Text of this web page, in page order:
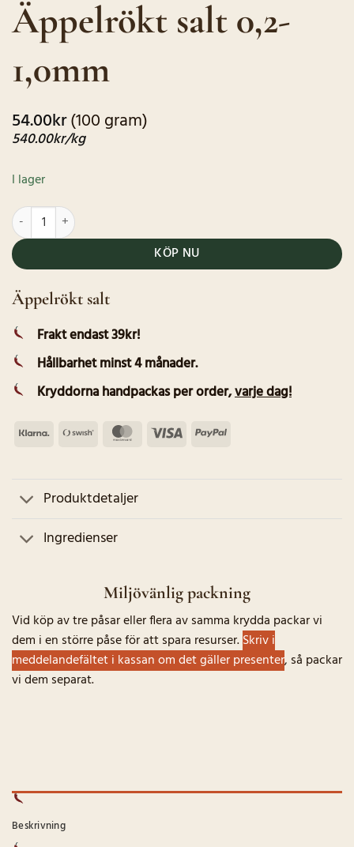
baserat på
kundrecensioner
Äppelrökt salt 0,2-
1,0mm
54.00kr(100 gram)
540.00kr/kg
I lager
Äppelrökt salt 0,2-1,0mm mängd
KÖP NU
Äppelrökt salt
Frakt endast 39kr!
Hållbarhet minst 4 månader.
Kryddorna handpackas per order,varje dag!
Klarna Swish
MasterCard
Visa PayPal
Produktdetaljer
Ingredienser
Miljövänlig packning
Vid köp av tre påsar eller flera av samma krydda packar vi
dem i en större påse för att spara resurser.Skriv i
meddelandefältet i kassan om det gäller presenter, så packar
vi dem separat.
Beskrivning